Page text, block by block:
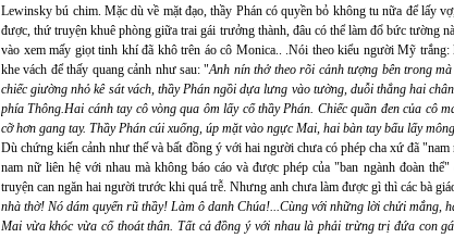
Lewinsky bú chim. Mặc dù về mặt đạo, thầy Phán có quyền bỏ không tu nữa để lấy
được, thứ truyện khuê phòng giữa trai gái trưởng thành, đâu có thể làm đổ bức tường
vào xem mấy giọt tinh khí đã khô trên áo cô Monica.. .Nói theo kiểu người Mỹ trắng:
khe vách để thấy quang cảnh như sau: "Anh nín thở theo rõi cảnh tượng bên trong
chiếc giường nhỏ kê sát vách, thầy Phán ngồi dựa lưng vào tường, duỗi thẳng hai
phía Thông.Hai cánh tay cô vòng qua ôm lấy cổ thầy Phán. Chiếc quần đen của cô
cỡ hơn gang tay. Thầy Phán cúi xuống, úp mặt vào ngực Mai, hai bàn tay bấu lấy
Dù chứng kiến cảnh như thế và bất đồng ý với hai người chưa có phép cha xứ đã
nam nữ liên hệ với nhau mà không báo cáo và được phép của "ban ngành đoàn
truyện can ngăn hai người trước khi quá trễ. Nhưng anh chưa làm được gì thì các bà
nhà thờ! Nó dám quyến rũ thầy! Làm ô danh Chúa!...Cùng với những lời chửi mắng,
Mai vừa khóc vừa cố thoát thân. Tất cả đồng ý với nhau là phải trừng trị đứa con